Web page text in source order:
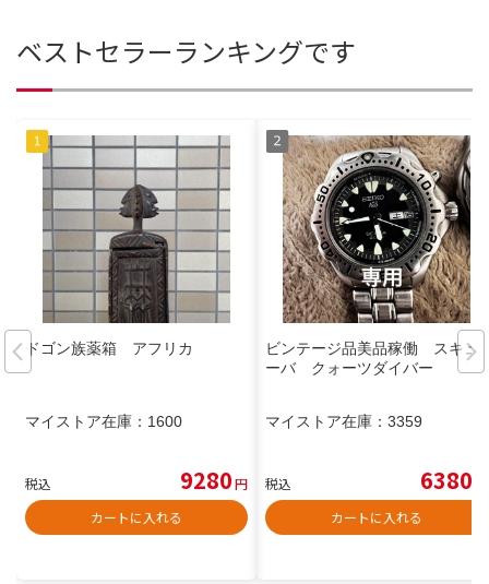
ベストセラーランキングです
ドゴン族薬箱 アフリカ
マイストア在庫： 1600
税込 9280円
カートに入れる
ビンテージ品美品稼働 スキュ
ーバ クォーツダイバー
マイストア在庫： 3359
税込 6380
カートに入れる